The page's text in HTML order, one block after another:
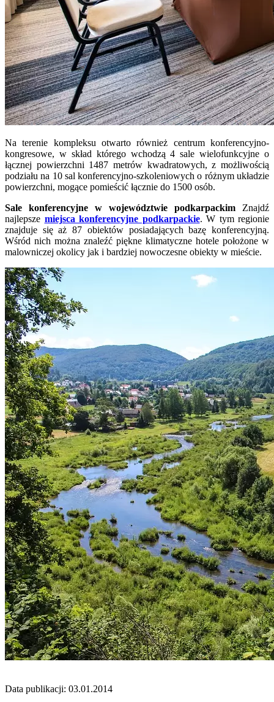
Na terenie kompleksu otwarto również centrum konferencyjno-
kongresowe, w skład którego wchodzą 4 sale wielofunkcyjne o
łącznej powierzchni 1487 metrów kwadratowych, z możliwością
podziału na 10 sal konferencyjno-szkoleniowych o różnym układzie
powierzchni, mogące pomieścić łącznie do 1500 osób.
Sale konferencyjne w województwie podkarpackim Znajdź
najlepsze miejsca konferencyjne podkarpackie. W tym regionie
znajduje się aż 87 obiektów posiadających bazę konferencyjną.
Wśród nich można znaleźć piękne klimatyczne hotele położone w
malowniczej okolicy jak i bardziej nowoczesne obiekty w mieście.
Data publikacji: 03.01.2014